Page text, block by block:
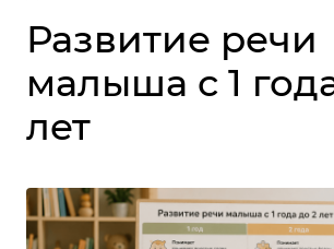
Развитие речи
малыша с 1
лет